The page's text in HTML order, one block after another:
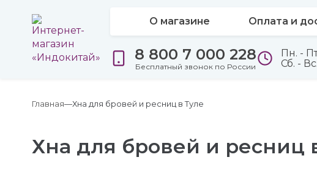
О магазине Оплата и
8 800 7 000 228
Бесплатный звонок по России
Пн. -
Сб. -
Главная Хна для бровей и ресниц в Туле
Хна для бровей и ресниц